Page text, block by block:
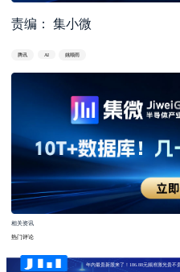
责编： 集小微
腾讯 AI 姚顺雨
相关资讯
热门评论
年内最贵新股来了！186.88元频准激光贵不